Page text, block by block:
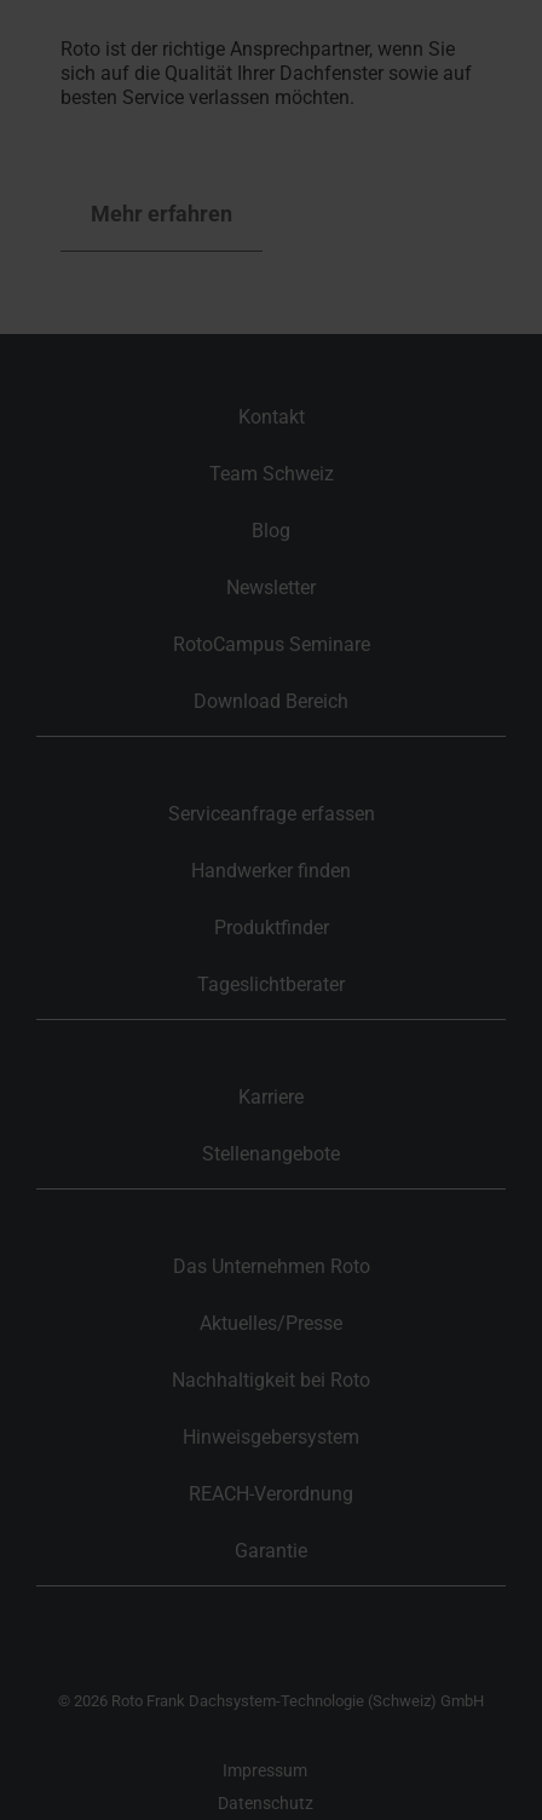
Roto ist der richtige Ansprechpartner, wenn Sie
sich auf die Qualität Ihrer Dachfenster sowie auf
besten Service verlassen möchten.
Mehr erfahren
Kontakt
Team Schweiz
Blog
Newsletter
RotoCampus Seminare
Download Bereich
Serviceanfrage erfassen
Handwerker finden
Produktfinder
Tageslichtberater
Karriere
Stellenangebote
Das Unternehmen Roto
Aktuelles/Presse
Nachhaltigkeit bei Roto
Hinweisgebersystem
REACH-Verordnung
Garantie
© 2026 Roto Frank Dachsystem-Technologie (Schweiz) GmbH
Impressum
Datenschutz